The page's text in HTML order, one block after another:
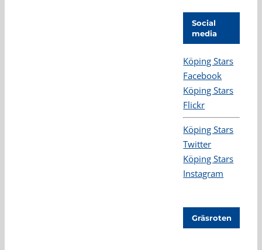
Social
media
Köping Stars
Facebook
Köping Stars
Flickr
Köping Stars
Twitter
Köping Stars
Instagram
Gräsroten